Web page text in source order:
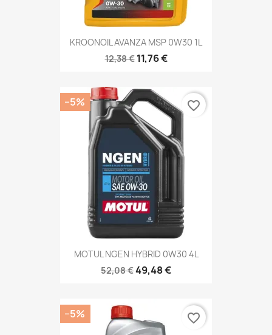
KROONOIL AVANZA MSP 0W30 1L
12,38 € 11,76 €
MOTUL NGEN HYBRID 0W30 4L
52,08 €49,48 €
−5% favorite_border
−5% favorite_border